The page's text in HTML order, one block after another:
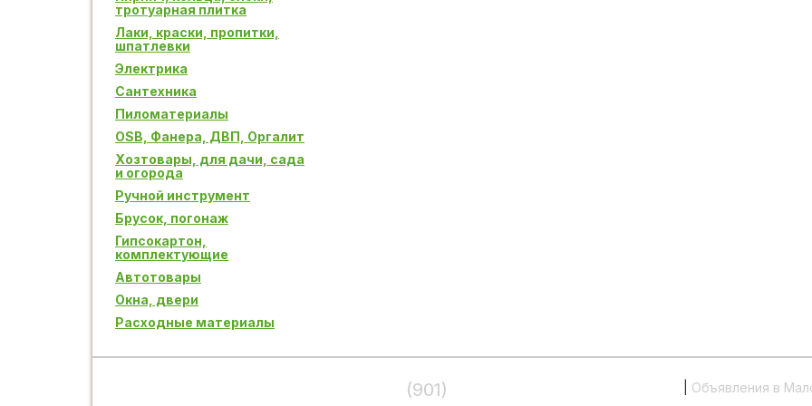
тротуарная плитка
Лаки, краски, пропитки,
шпатлевки
Электрика
Сантехника
Пиломатериалы
OSB, Фанера, ДВП, Оргалит
Хозтовары, для дачи, сада
и огорода
Ручной инструмент
Брусок, погонаж
Гипсокартон,
комплектующие
Автотовары
Окна, двери
Расходные материалы
(901) Объявления в